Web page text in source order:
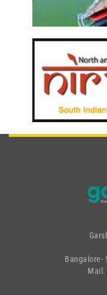
Bangalore-
Mail: